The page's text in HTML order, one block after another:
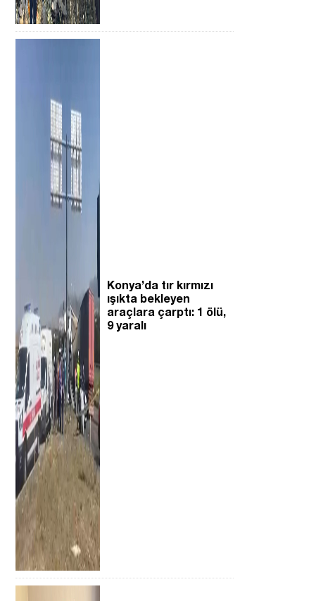
Konya’da tır kırmızı
ışıkta bekleyen
araçlara çarptı: 1 ölü,
9 yaralı